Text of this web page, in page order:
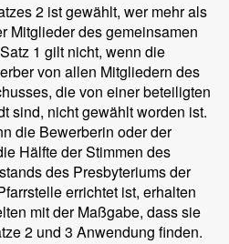
2 ist gewählt, wer mehr als
Mitglieder des gemeinsamen
1 gilt nicht, wenn die
von allen Mitgliedern des
die von einer beteiligten
sind, nicht gewählt worden ist.
die Bewerberin oder der
Hälfte der Stimmen des
des Presbyteriums der
errichtet ist, erhalten
mit der Maßgabe, dass sie
2 und 3 Anwendung finden.